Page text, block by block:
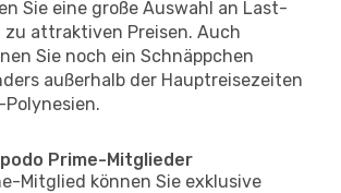
Sie eine große Auswahl an Last-
attraktiven Preisen. Auch
Sie noch ein Schnäppchen
außerhalb der Hauptreisezeiten
Prime-Mitglieder
Mitglied können Sie exklusive